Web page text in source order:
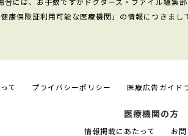
康保険証利用可能な医療機関」の情報につきまし
て プライバシーポリシー 医療広告ガイド
医療機関の方
情報掲載にあたって お